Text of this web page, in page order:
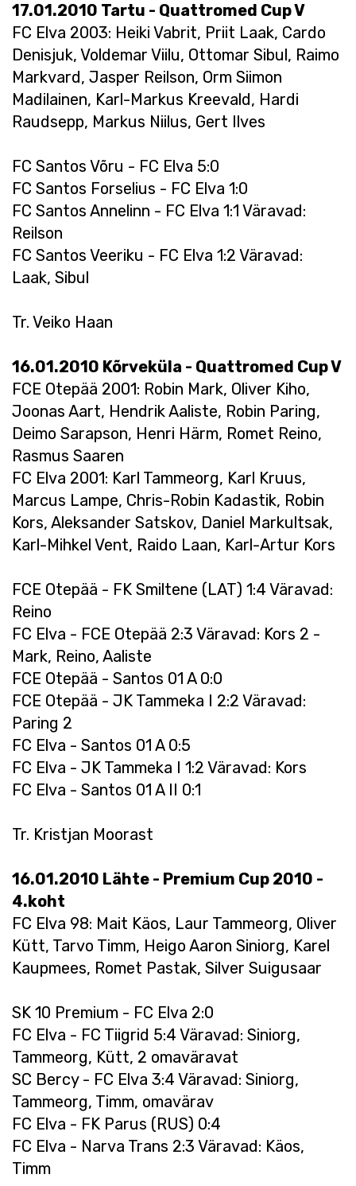
17.01.2010 Tartu - Quattromed Cup V
FC Elva 2003: Heiki Vabrit, Priit Laak, Cardo
Denisjuk, Voldemar Viilu, Ottomar Sibul, Raimo
Markvard, Jasper Reilson, Orm Siimon
Madilainen, Karl-Markus Kreevald, Hardi
Raudsepp, Markus Niilus, Gert Ilves
FC Santos Võru - FC Elva 5:0
FC Santos Forselius - FC Elva 1:0
FC Santos Annelinn - FC Elva 1:1 Väravad:
Reilson
FC Santos Veeriku - FC Elva 1:2 Väravad:
Laak, Sibul
Tr. Veiko Haan
16.01.2010 Kõrveküla - Quattromed Cup V
FCE Otepää 2001: Robin Mark, Oliver Kiho,
Joonas Aart, Hendrik Aaliste, Robin Paring,
Deimo Sarapson, Henri Härm, Romet Reino,
Rasmus Saaren
FC Elva 2001: Karl Tammeorg, Karl Kruus,
Marcus Lampe, Chris-Robin Kadastik, Robin
Kors, Aleksander Satskov, Daniel Markultsak,
Karl-Mihkel Vent, Raido Laan, Karl-Artur Kors
FCE Otepää - FK Smiltene (LAT) 1:4 Väravad:
Reino
FC Elva - FCE Otepää 2:3 Väravad: Kors 2 -
Mark, Reino, Aaliste
FCE Otepää - Santos 01 A 0:0
FCE Otepää - JK Tammeka I 2:2 Väravad:
Paring 2
FC Elva - Santos 01 A 0:5
FC Elva - JK Tammeka I 1:2 Väravad: Kors
FC Elva - Santos 01 A II 0:1
Tr. Kristjan Moorast
16.01.2010 Lähte - Premium Cup 2010 -
4.koht
FC Elva 98: Mait Käos, Laur Tammeorg, Oliver
Kütt, Tarvo Timm, Heigo Aaron Siniorg, Karel
Kaupmees, Romet Pastak, Silver Suigusaar
SK 10 Premium - FC Elva 2:0
FC Elva - FC Tiigrid 5:4 Väravad: Siniorg,
Tammeorg, Kütt, 2 omaväravat
SC Bercy - FC Elva 3:4 Väravad: Siniorg,
Tammeorg, Timm, omavärav
FC Elva - FK Parus (RUS) 0:4
FC Elva - Narva Trans 2:3 Väravad: Käos,
Timm